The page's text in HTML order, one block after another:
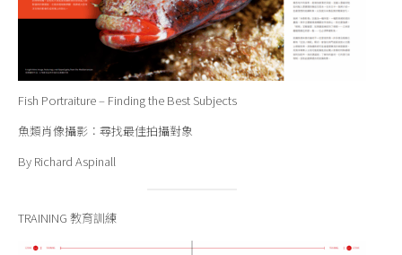
Fish Portraiture – Finding the Best Subjects
魚類肖像攝影：尋找最佳拍攝對象
By Richard Aspinall
TRAINING 教育訓練